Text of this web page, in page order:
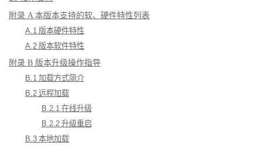
附录 A 本版本支持的软、硬件特性列表
A.1 版本硬件特性
A.2 版本软件特性
附录 B 版本升级操作指导
B.1 加载方式简介
B.2 远程加载
B.2.1 在线升级
B.2.2 升级重启
B.3 本地加载